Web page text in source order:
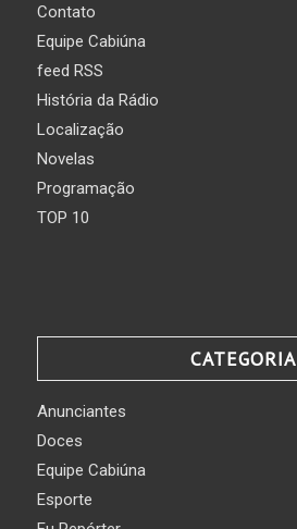
Contato
Equipe Cabiúna
feed RSS
História da Rádio
Localização
Novelas
Programação
TOP 10
CATEGORIA
Anunciantes
Doces
Equipe Cabiúna
Esporte